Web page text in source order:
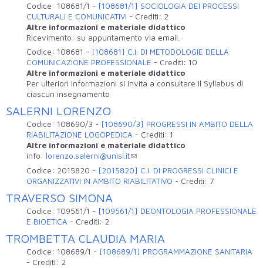
Codice: 108681/1 - [108681/1] SOCIOLOGIA DEI PROCESSI
CULTURALI E COMUNICATIVI - Crediti: 2
Altre informazioni e materiale didattico
Ricevimento: su appuntamento via email.
Codice: 108681 - [108681] C.I. DI METODOLOGIE DELLA
COMUNICAZIONE PROFESSIONALE - Crediti: 10
Altre informazioni e materiale didattico
Per ulteriori informazioni si invita a consultare il Syllabus di
ciascun insegnamento
SALERNI LORENZO
Codice: 108690/3 - [108690/3] PROGRESSI IN AMBITO DELLA
RIABILITAZIONE LOGOPEDICA - Crediti: 1
Altre informazioni e materiale didattico
info: lorenzo.salerni@unisi.it
Codice: 2015820 - [2015820] C.I. DI PROGRESSI CLINICI E
ORGANIZZATIVI IN AMBITO RIABILITATIVO - Crediti: 7
TRAVERSO SIMONA
Codice: 109561/1 - [109561/1] DEONTOLOGIA PROFESSIONALE
E BIOETICA - Crediti: 2
TROMBETTA CLAUDIA MARIA
Codice: 108689/1 - [108689/1] PROGRAMMAZIONE SANITARIA
- Crediti: 2